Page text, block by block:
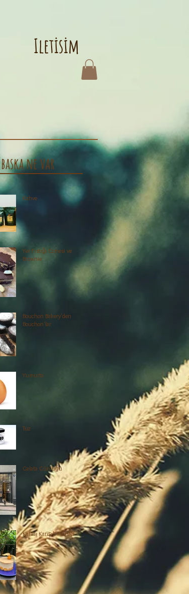
Iletisim
baska ne var
Kahve
Yer Fıstığı Ezmesi ve
Brownie
Bouchon Bakery'den
Bouchon'lar
Yumurta
Tuz
Galata Günlüğü
Kafası Karışık Fraisier